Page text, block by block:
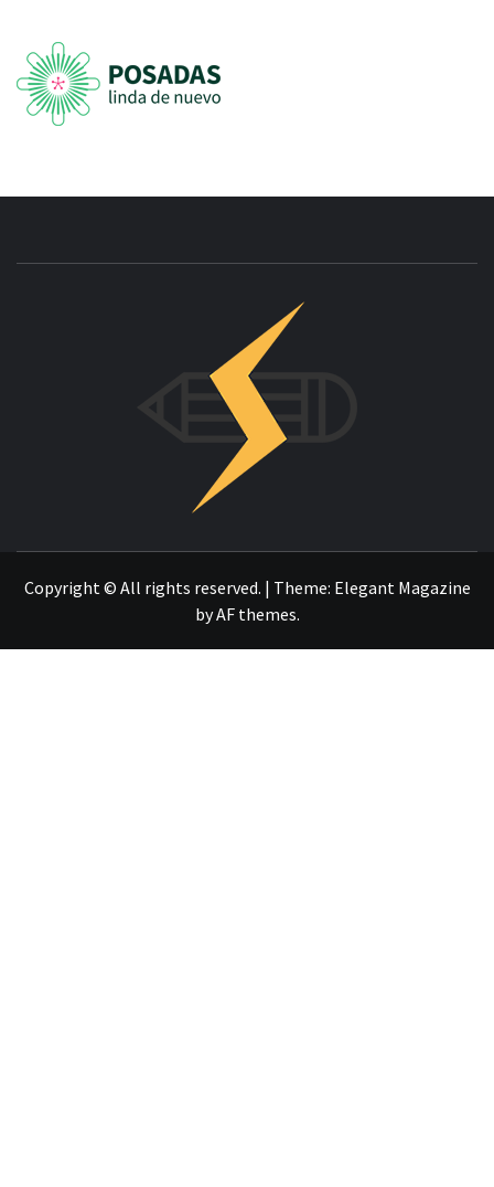
Copyright © All rights reserved. | Theme: Elegant Magazine
byAF themes.